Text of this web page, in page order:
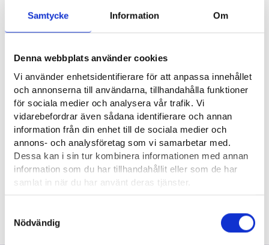
Samtycke Information Om
Denna webbplats använder cookies
Vi använder enhetsidentifierare för att anpassa innehållet
och annonserna till användarna, tillhandahålla funktioner
för sociala medier och analysera vår trafik. Vi
vidarebefordrar även sådana identifierare och annan
information från din enhet till de sociala medier och
annons- och analysföretag som vi samarbetar med.
Dessa kan i sin tur kombinera informationen med annan
information som du har tillhandahållit eller som de har
samlat in när du har använt deras tjänster.
Cookies
Nödvändig
Nyttiga länkar
Suomalainen Sanomalehtimiesliitto⁠
Suomen Journalistiliitto ⁠
Suomen paikallis- ja aluetoimittajien yhdistys Suopa⁠
Yrkesområde
Försäljning, marknadsföring och kommunikation